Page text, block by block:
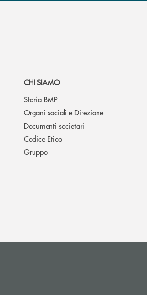
CHI SIAMO
Storia BMP
Organi sociali e Direzione
Documenti societari
Codice Etico
Gruppo